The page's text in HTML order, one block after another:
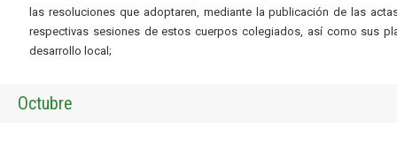
las resoluciones que adoptaren, mediante la publicación de las
respectivas sesiones de estos cuerpos colegiados, así como sus
desarrollo local;
Octubre